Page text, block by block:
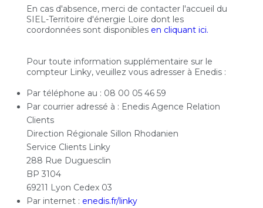
En cas d'absence, merci de contacter l'accueil du
SIEL-Territoire d'énergie Loire dont les
coordonnées sont disponibles en cliquant ici.
Pour toute information supplémentaire sur le
compteur Linky, veuillez vous adresser à Enedis :
Par téléphone au : 08 00 05 46 59
Par courrier adressé à : Enedis Agence Relation
Clients
Direction Régionale Sillon Rhodanien
Service Clients Linky
288 Rue Duguesclin
BP 3104
69211 Lyon Cedex 03
Par internet : enedis.fr/linky